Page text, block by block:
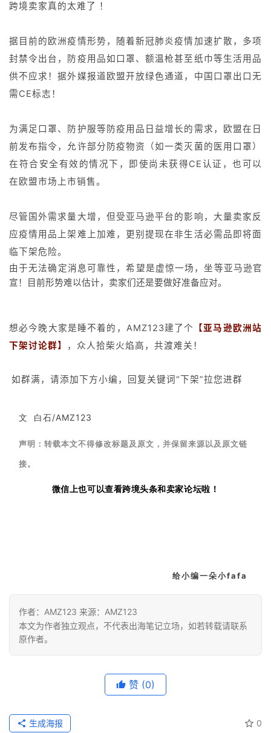
跨境卖家真的太难了 ！
据目前的欧洲疫情形势，随着新冠肺炎疫情加速扩散，多项
封禁令出台，防疫用品如口罩、额温枪甚至纸巾等生活用品
供不应求！据外媒报道欧盟开放绿色通道，中国口罩出口无
需CE标志！
为满足口罩、防护服等防疫用品日益增长的需求，欧盟在日
前发布指令，允许部分防疫物资（如一类灭菌的医用口罩）
在符合安全有效的情况下，即使尚未获得CE认证，也可以
在欧盟市场上市销售。
尽管国外需求量大增，但受亚马逊平台的影响，大量卖家反
应疫情用品上架难上加难，更别提现在非生活必需品即将面
临下架危险。
由于无法确定消息可靠性，希望是虚惊一场，坐等亚马逊官
宣！目前形势难以估计，卖家们还是要做好准备应对。
想必今晚大家是睡不着的，AMZ123建了个
【亚马逊欧洲站
下架讨论群】
，众人拾柴火焰高，共渡难关！
如群满，请添加下方小编，回复关键词“下架”拉您进群
文 白石/AMZ123
声明 ： 转载本文不得修改标题及原文 ， 并保留来源以及原文链
接。
微信上也可以查看跨境头条和卖家论坛啦！
给小编一朵小fafa
作者：AMZ123 来源：AMZ123
本文为作者独立观点，不代表出海笔记立场，如若转载请联系
原作者。
赞 (0)
0
生成海报